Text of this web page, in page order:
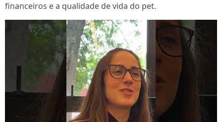
financeiros e a qualidade de vida do pet.